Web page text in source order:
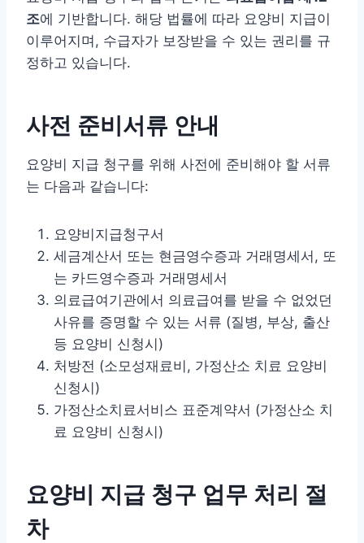
조에 기반합니다. 해당 법률에 따라 요양비 지급이
이루어지며, 수급자가 보장받을 수 있는 권리를 규
정하고 있습니다.
사전 준비서류 안내
요양비 지급 청구를 위해 사전에 준비해야 할 서류
는 다음과 같습니다:
요양비지급청구서
세금계산서 또는 현금영수증과 거래명세서, 또
는 카드영수증과 거래명세서
의료급여기관에서 의료급여를 받을 수 없었던
사유를 증명할 수 있는 서류 (질병, 부상, 출산
등 요양비 신청시)
처방전 (소모성재료비, 가정산소 치료 요양비
신청시)
가정산소치료서비스 표준계약서 (가정산소 치
료 요양비 신청시)
요양비 지급 청구 업무 처리 절
차